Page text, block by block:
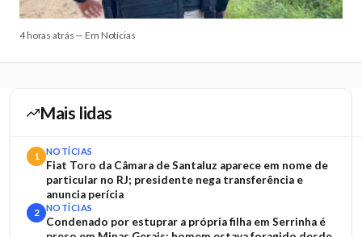
4 horas atrás — Em Notícias
Mais lidas
1 NOTÍCIAS
Fiat Toro da Câmara de Santaluz aparece em nome de
particular no RJ; presidente nega transferência e
anuncia perícia
2 NOTÍCIAS
Condenado por estuprar a própria filha em Serrinha é